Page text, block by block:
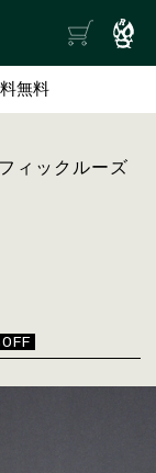
無料
ィックルーズ